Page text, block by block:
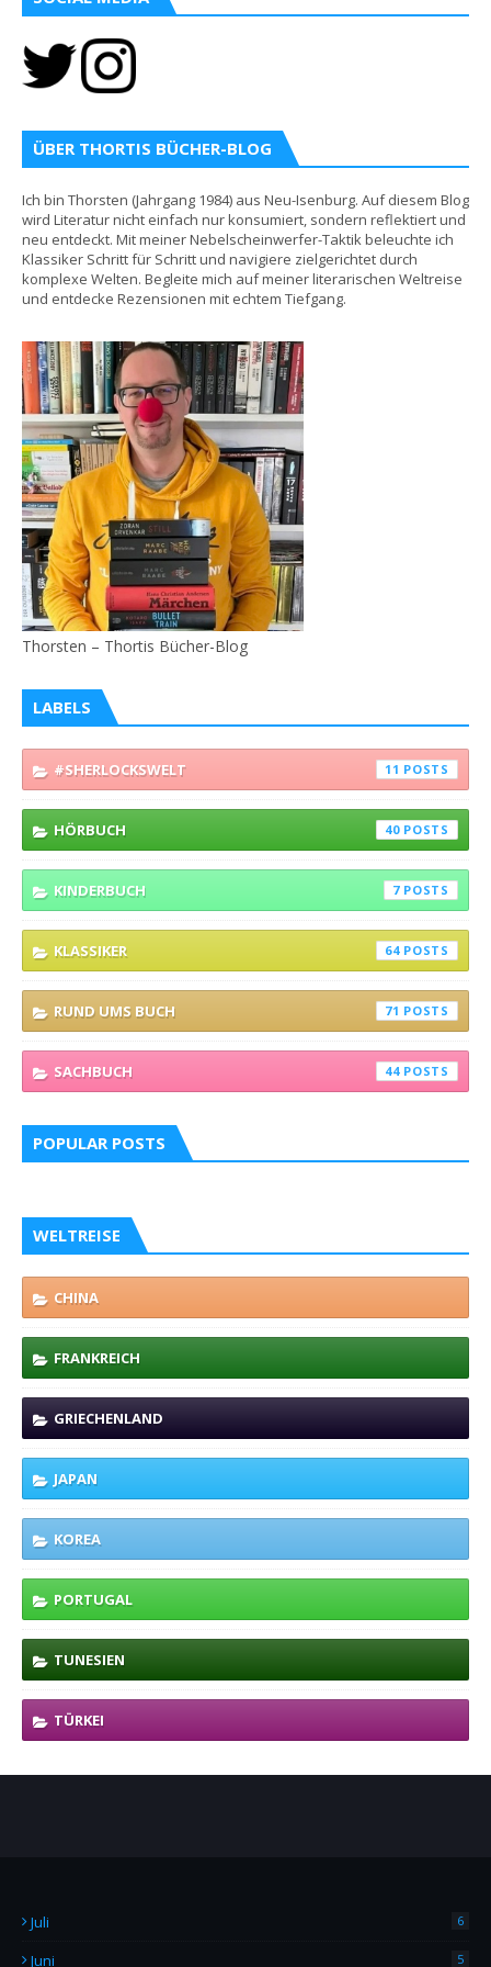
ÜBER THORTIS BÜCHER-BLOG
Ich bin Thorsten (Jahrgang 1984) aus Neu-Isenburg. Auf diesem Blog
wird Literatur nicht einfach nur konsumiert, sondern reflektiert und
neu entdeckt. Mit meiner Nebelscheinwerfer-Taktik beleuchte ich
Klassiker Schritt für Schritt und navigiere zielgerichtet durch
komplexe Welten. Begleite mich auf meiner literarischen Weltreise
und entdecke Rezensionen mit echtem Tiefgang.
Thorsten – Thortis Bücher-Blog
LABELS
#SHERLOCKSWELT 11
HÖRBUCH 40
KINDERBUCH 7
KLASSIKER 64
RUND UMS BUCH 71
SACHBUCH 44
POPULAR POSTS
WELTREISE
CHINA
FRANKREICH
GRIECHENLAND
JAPAN
KOREA
PORTUGAL
TUNESIEN
TÜRKEI
Juli 6
Juni 5